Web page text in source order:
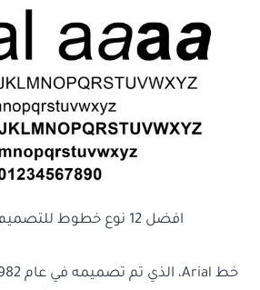
افضل 12 نوع خطوط للتصميم والجرافيك